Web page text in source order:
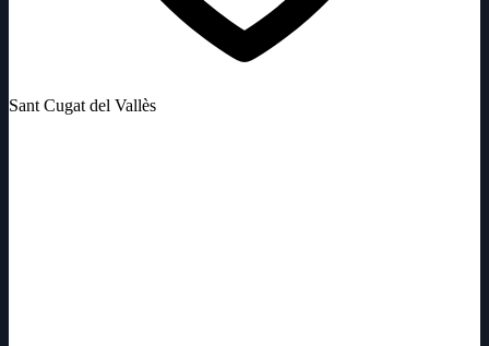
Sant Cugat del Vallès